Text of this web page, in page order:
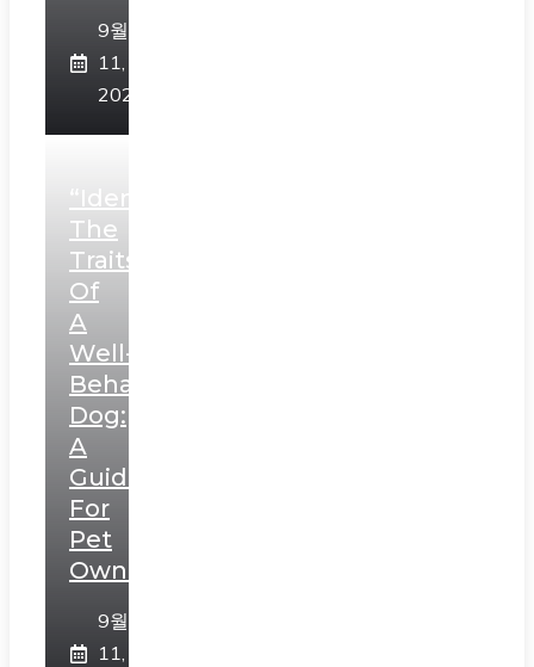
9월
11,
2023
“Identifying
The
Traits
Of
A
Well-
Behaved
Dog:
A
Guide
For
Pet
Owners”
9월
11,